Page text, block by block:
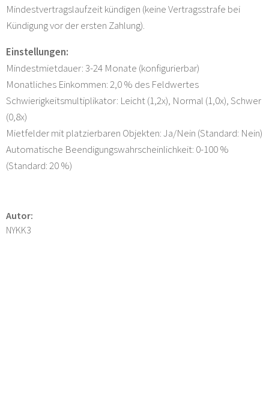
Mindestvertragslaufzeit kündigen (keine Vertragsstrafe bei
Kündigung vor der ersten Zahlung).
Einstellungen:
Mindestmietdauer: 3-24 Monate (konfigurierbar)
Monatliches Einkommen: 2,0 % des Feldwertes
Schwierigkeitsmultiplikator: Leicht (1,2x), Normal (1,0x), Schwer
(0,8x)
Mietfelder mit platzierbaren Objekten: Ja/Nein (Standard: Nein)
Automatische Beendigungswahrscheinlichkeit: 0-100 %
(Standard: 20 %)
Autor:
NYKK3